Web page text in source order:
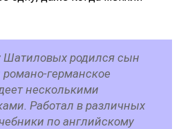
Шатиловых родился сын
германское
несколькими
Работал в различных
по английскому